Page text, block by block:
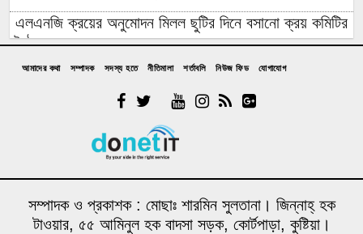
এলএনজি ক্রয়ের অনুমোদন মিলল ছুটির দিনে বসানো ক্রয় কমিটির
বৈঠকে
পাঁচটি দেশের ওপর রেমিট্যান্সের ৬২ শতাংশ নির্ভরতা, বাড়ছে
কৌশলগত ঝুঁকির শঙ্কা
কওমি মাদ্রাসার শিক্ষার্থী বলৎকার
ফের পিছিয়ে গেল রূপপুরের উৎপাদনের যাত্রা: আগস্টে জাতীয়
গ্রিডে যোগ হচ্ছে না পরমাণু বিদ্যুৎ
বিনা আমন্ত্রণেই বিদেশে যাবার পথে দিল্লি থেকে ঘুরে যেতে
আমাদের কথা সম্পাদক সদস্য হতে নীতিমালা শর্তাবলি নিউজ ফিড যোগাযোগ
সম্পাদক ও প্রকাশক : মোছাঃ শারমিন সুলতানা। জিন্নাহ্ হক
টাওয়ার, ৫৫ আমিনুল হক বাদসা সড়ক, কোর্টপাড়া, কুষ্টিয়া।